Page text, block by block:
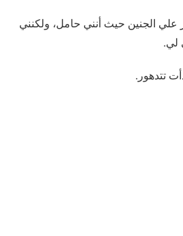
علي الجنين حيث أنني حامل، ولكنني
لي.
تتدهور.